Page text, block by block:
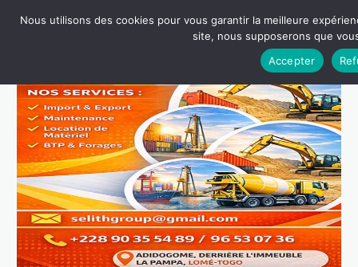
Nous utilisons des cookies pour vous garantir la meilleure
site, nous supposerons que
Accepter